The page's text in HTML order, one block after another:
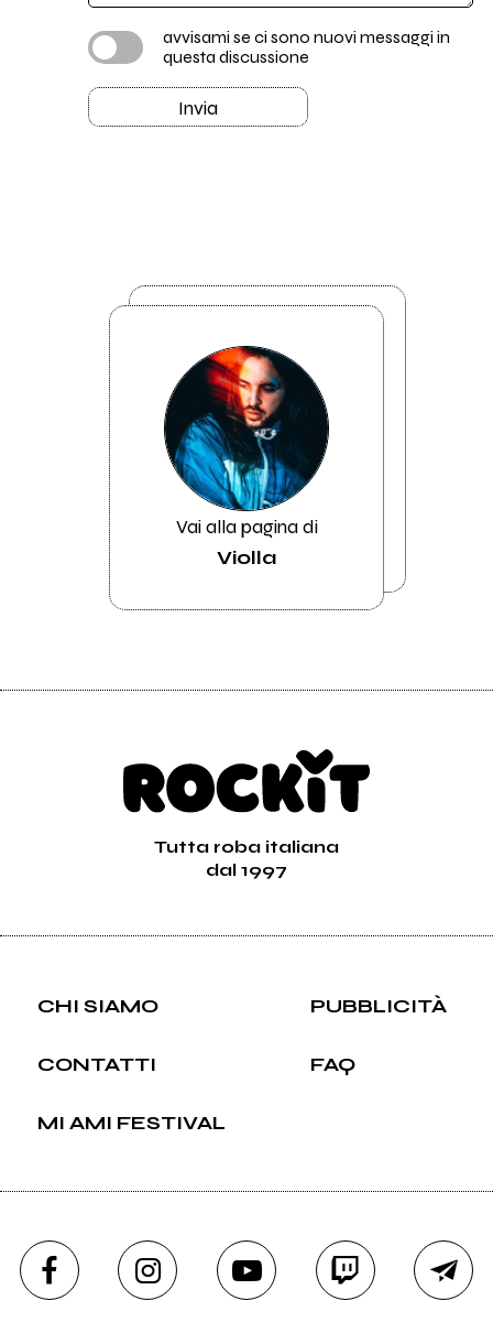
avvisami se ci sono nuovi messaggi in
questa discussione
Invia
Vai alla pagina di
Violla
Tutta roba italiana
dal 1997
CHI SIAMO PUBBLICITÀ
CONTATTI FAQ
MI AMI FESTIVAL